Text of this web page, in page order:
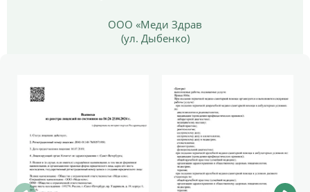
ООО «Меди Здрав
(ул. Дыбенко)